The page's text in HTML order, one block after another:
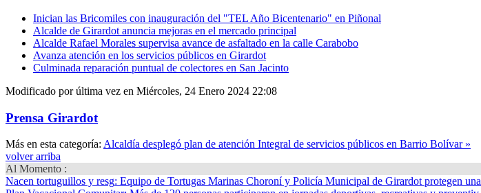
Inician las Bricomiles con inauguración del "TEL Año Bicentenario" en Piñonal
Alcalde de Girardot anuncia mejoras en el mercado principal
Alcalde Rafael Morales supervisa avance de asfaltado en la calle Carabobo
Avanza atención en los servicios públicos en Girardot
Culminada reparación puntual de colectores en San Jacinto
Modificado por última vez en Miércoles, 24 Enero 2024 22:08
Prensa Girardot
Más en esta categoría: Alcaldía desplegó plan de atención Integral de servicios públicos en Barrio Bolívar »
volver arriba
Al Momento :
Nacen tortuguillos y resg: Equipo de Tortugas Marinas Choroní y Policía Municipal de Girardot protegen una